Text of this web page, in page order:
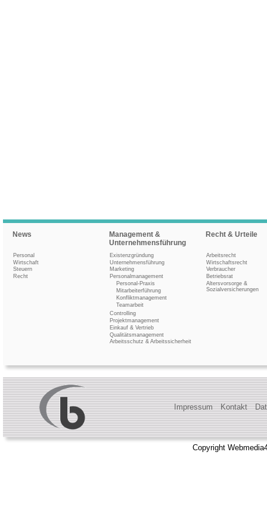
News
Personal
Wirtschaft
Steuern
Recht
Management &
Unternehmensführung
Existenzgründung
Unternehmensführung
Marketing
Personalmanagement
Personal-Praxis
Mitarbeiterführung
Konfliktmanagement
Teamarbeit
Controlling
Projektmanagement
Einkauf & Vertrieb
Qualitätsmanagement
Arbeitsschutz & Arbeitssicherheit
Recht & Urteile
Arbeitsrecht
Wirtschaftsrecht
Verbraucher
Betriebsrat
Altersvorsorge &
Sozialversicherungen
Impressum Kontakt
Copyright